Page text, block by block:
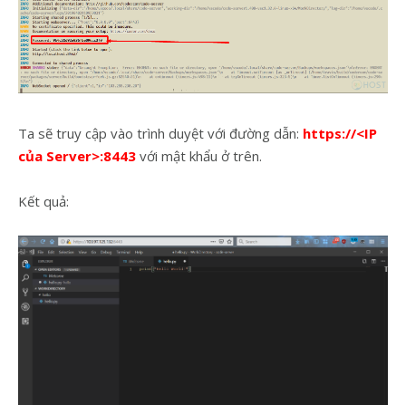
Ta sẽ truy cập vào trình duyệt với đường dẫn: https://<IP
của Server>:8443 với mật khẩu ở trên.
Kết quả: